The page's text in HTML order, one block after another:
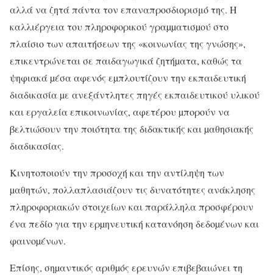
αλλά να ζητά πάντα τον επαναπροσδιορισμό της. Η
καλλιέργεια του πληροφορικού γραµµατισµού στο
πλαίσιο των απαιτήσεων της «κοινωνίας της γνώσης»,
επικεντρώνεται σε παιδαγωγικά ζητήµατα, καθώς τα
ψηφιακά µέσα αφενός εµπλουτίζουν την εκπαιδευτική
διαδικασία µε ανεξάντλητες πηγές εκπαιδευτικού υλικού
και εργαλεία επικοινωνίας, αφετέρου µπορούν να
βελτιώσουν την ποιότητα της διδακτικής και µαθησιακής
διαδικασίας.
Κινητοποιούν την προσοχή και την αντίληψη των
µαθητών, πολλαπλασιάζουν τις δυνατότητες ανάκλησης
πληροφοριακών στοιχείων και παράλληλα προσφέρουν
ένα πεδίο για την ερµηνευτική κατανόηση δεδοµένων και
φαινοµένων.
Επίσης, σηµαντικός αριθµός ερευνών επιβεβαιώνει τη